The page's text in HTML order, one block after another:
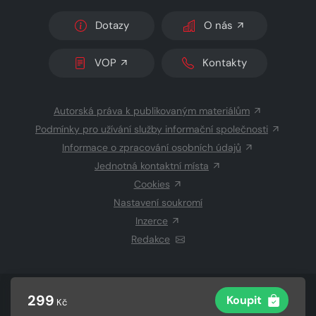
299 Kč Koupit
Dotazy O nás
VOP Kontakty
Autorská práva k publikovaným materiálům
Podmínky pro užívání služby informační společnosti
Informace o zpracování osobních údajů
Jednotná kontaktní místa
Cookies
Nastavení soukromí
Inzerce
Redakce
© 2026 Copyright CZECH NEWS CENTER a.s.a dodavatelé